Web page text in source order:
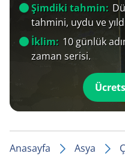
Şimdiki tahmin:
tahmini, uydu ve
İklim: 10 günlük
zaman serisi.
Anasayfa Asya